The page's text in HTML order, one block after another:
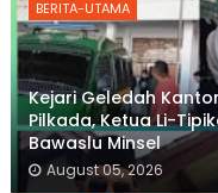
BERITA-UTAMA
Kejari Geledah
Pilkada, Ketua Li-
Bawaslu Minsel
August 05, 2026